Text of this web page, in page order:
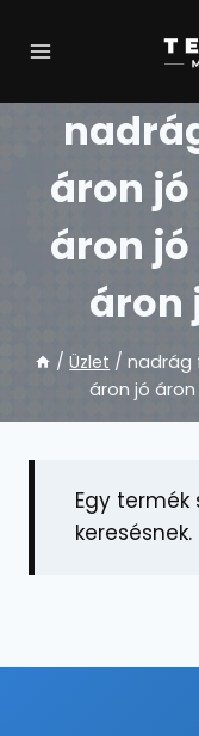
áron
áron
áron
/ Üzlet / nadrág
áron jó
Egy
keresésnek.